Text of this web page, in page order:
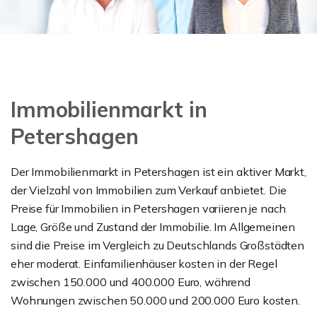
Immobilienmarkt in
Petershagen
Der Immobilienmarkt in Petershagen ist ein aktiver Markt,
der Vielzahl von Immobilien zum Verkauf anbietet. Die
Preise für Immobilien in Petershagen variieren je nach
Lage, Größe und Zustand der Immobilie. Im Allgemeinen
sind die Preise im Vergleich zu Deutschlands Großstädten
eher moderat. Einfamilienhäuser kosten in der Regel
zwischen 150.000 und 400.000 Euro, während
Wohnungen zwischen 50.000 und 200.000 Euro kosten.